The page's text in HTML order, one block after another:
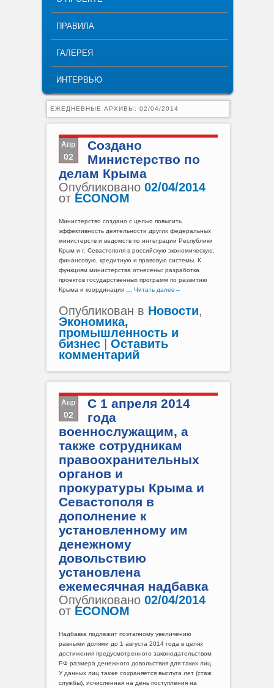
ПРАВИЛА
ГАЛЕРЕЯ
ИНТЕРВЬЮ
ЕЖЕДНЕВНЫЕ АРХИВЫ: 02/04/2014
Апр
02
Создано
Министерство по
делам Крыма
Опубликовано 02/04/2014
от ECONOM
Министерство создано с целью повысить
эффективность деятельности других федеральных
министерств и ведомств по интеграции Республики
Крым и г. Севастополя в российскую экономическую,
финансовую, кредитную и правовую системы. К
функциям министерства отнесены: разработка
проектов государственных программ по развитию
Крыма и координация … Читать далее →
Опубликован в Новости,
Экономика,
промышленность и
бизнес | Оставить
комментарий
Апр
02
С 1 апреля 2014
года
военнослужащим, а
также сотрудникам
правоохранительных
органов и
прокуратуры Крыма и
Севастополя в
дополнение к
установленному им
денежному
довольствию
установлена
ежемесячная надбавка
Опубликовано 02/04/2014
от ECONOM
Надбавка подлежит поэтапному увеличению
равными долями до 1 августа 2014 года в целях
достижения предусмотренного законодательством
РФ размера денежного довольствия для таких лиц.
У данных лиц также сохраняется выслуга лет (стаж
службы), исчисленная на день поступления на